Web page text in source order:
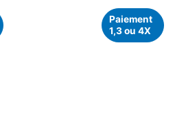
Paiement
1,3 ou 4X